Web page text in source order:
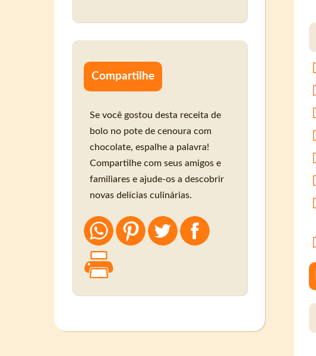
Compartilhe
Se você gostou desta receita de
bolo no pote de cenoura com
chocolate, espalhe a palavra!
Compartilhe com seus amigos e
familiares e ajude-os a descobrir
novas delícias culinárias.